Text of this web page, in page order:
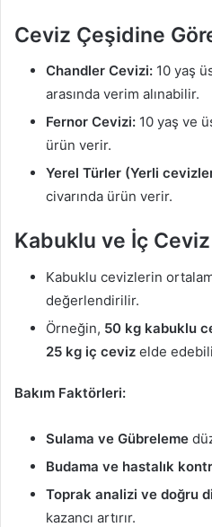
Ceviz Çeşidine
Chandler Cevizi: 10 yaş
arasında verim alınabilir.
Fernor Cevizi: 10 yaş ve
ürün verir.
Yerel Türler (Yerli
civarında ürün verir.
Kabuklu ve İç
Kabuklu cevizlerin
değerlendirilir.
Örneğin, 50 kg kabuklu
25 kg iç ceviz elde
Bakım Faktörleri:
Sulama ve Gübreleme
Budama ve hastalık
Toprak analizi ve doğru
kazancı artırır.